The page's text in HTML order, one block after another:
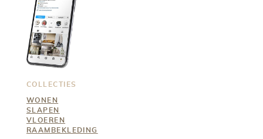
COLLECTIES
WONEN
SLAPEN
VLOEREN
RAAMBEKLEDING
ok m